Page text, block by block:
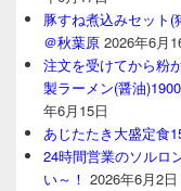
豚すね煮込みセット
＠秋葉原 2026年6月
注文を受けてから粉
製ラーメン(醤油
年6月15日
あじたたき大盛定食
24時間営業のソルロ
い～！ 2026年6月2日